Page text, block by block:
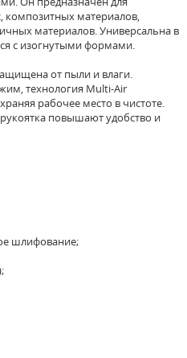
композитных материалов,
материалов. Универсальна в
с изогнутыми формами.
от пыли и влаги.
технология Multi-Air
рабочее место в чистоте.
повышают удобство и
шлифование;